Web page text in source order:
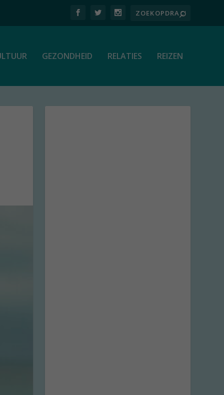
GEZONDHEID RELATIES REIZEN